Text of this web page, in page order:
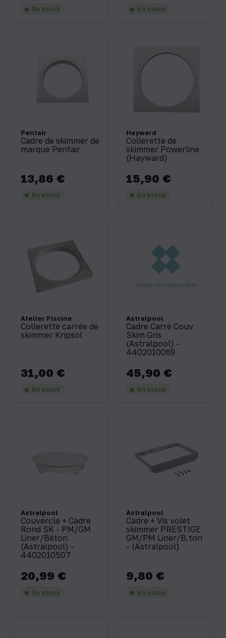
En stock En stock
Pentair
Cadre de skimmer de
marque Pentair
Prix
13,86 €
En stock
Hayward
Collerette de
skimmer Powerline
(Hayward)
Prix
15,90 €
En stock
Atelier Piscine
Collerette carrée de
skimmer Kripsol
Prix
31,00 €
En stock
Astralpool
Cadre Carré Couv
Skim Gris
(Astralpool) -
4402010069
Prix
45,90 €
En stock
Astralpool
Couvercle + Cadre
Rond SK - PM/GM
Liner/Béton
(Astralpool) -
4402010507
Prix
20,99 €
En stock
Astralpool
Cadre + Vis volet
skimmer PRESTIGE
GM/PM Liner/B‚ton
- (Astralpool)
Prix
9,80 €
En stock